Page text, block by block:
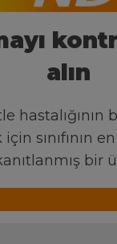
alın
hastalığının
sınıfının
bir